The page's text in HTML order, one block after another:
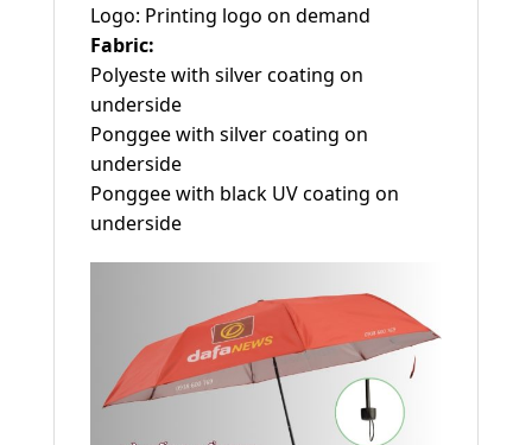
Logo: Printing logo on demand
Fabric:
Polyeste with silver coating on
underside
Ponggee with silver coating on
underside
Ponggee with black UV coating on
underside